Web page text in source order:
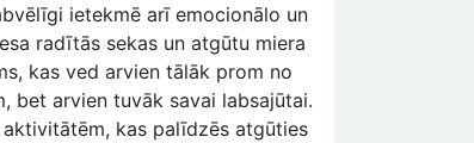
ietekmē arī emocionālo un
radītās sekas un atgūtu miera
kas ved arvien tālāk prom no
bet arvien tuvāk savai labsajūtai.
kas palīdzēs atgūties